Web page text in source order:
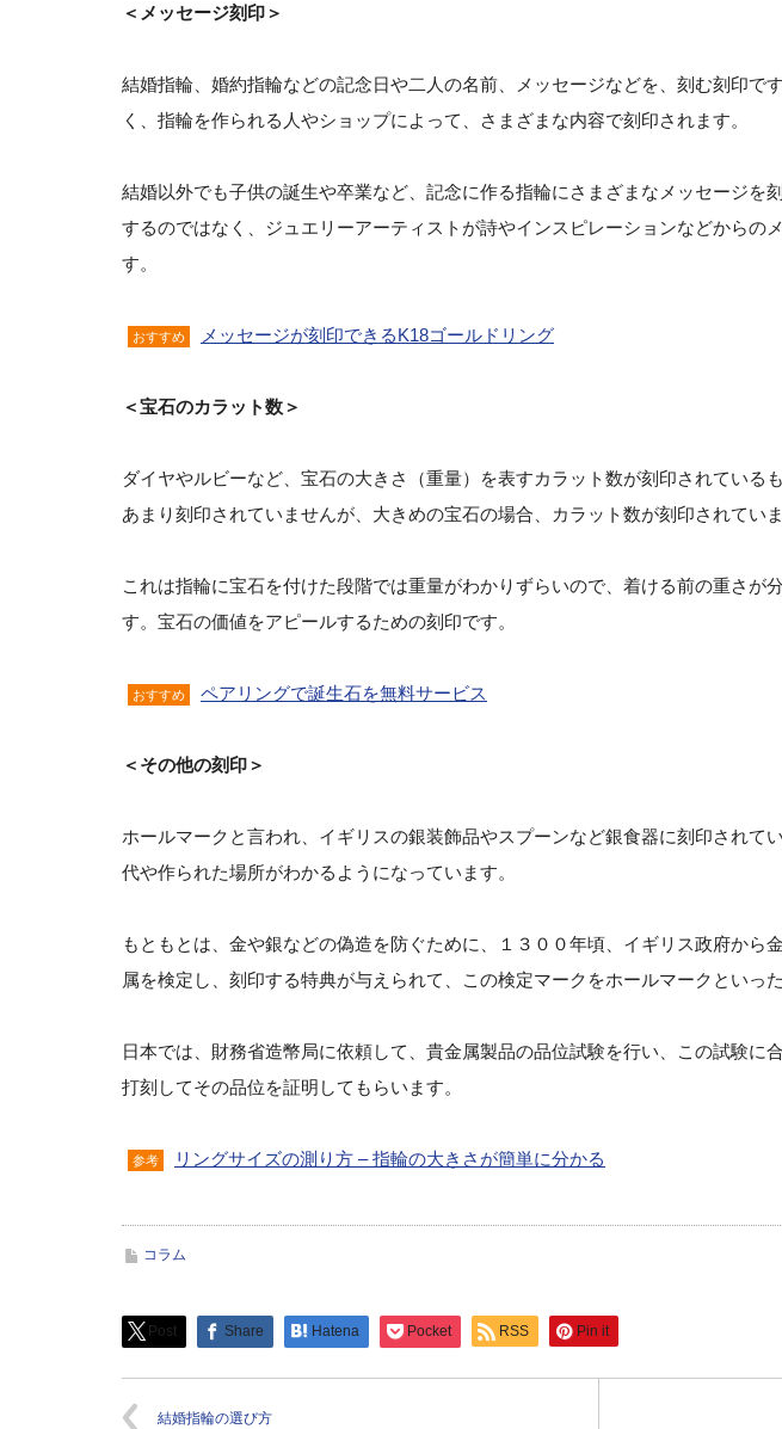
＜メッセージ刻印＞
結婚指輪、婚約指輪などの記念日や二人の名前、メッセージなどを、刻む刻印で
く、指輪を作られる人やショップによって、さまざまな内容で刻印されます。
結婚以外でも子供の誕生や卒業など、記念に作る指輪にさまざまなメッセージを
するのではなく、ジュエリーアーティストが詩やインスピレーションなどからの
す。
おすすめ メッセージが刻印できるK18ゴールドリング
＜宝石のカラット数＞
ダイヤやルビーなど、宝石の大きさ（重量）を表すカラット数が刻印されている
あまり刻印されていませんが、大きめの宝石の場合、カラット数が刻印されていま
これは指輪に宝石を付けた段階では重量がわかりずらいので、着ける前の重さが
す。宝石の価値をアピールするための刻印です。
おすすめ ペアリングで誕生石を無料サービス
＜その他の刻印＞
ホールマークと言われ、イギリスの銀装飾品やスプーンなど銀食器に刻印されて
代や作られた場所がわかるようになっています。
もともとは、金や銀などの偽造を防ぐために、１３００年頃、イギリス政府から
属を検定し、刻印する特典が与えられて、この検定マークをホールマークといっ
日本では、財務省造幣局に依頼して、貴金属製品の品位試験を行い、この試験に
打刻してその品位を証明してもらいます。
参考 リングサイズの測り方 – 指輪の大きさが簡単に分かる
コラム
Post Share Hatena Pocket RSS Pin it
結婚指輪の選び方